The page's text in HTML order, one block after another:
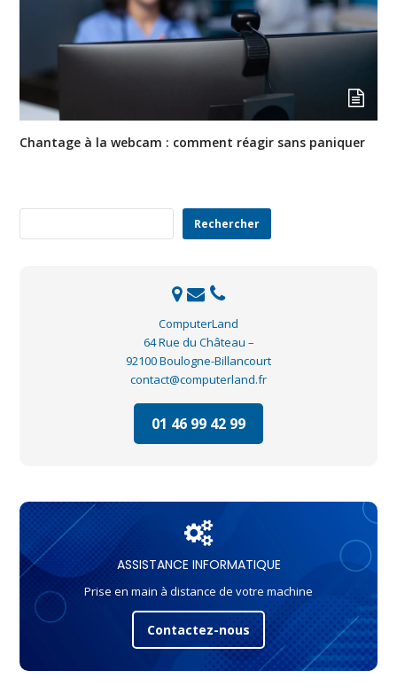
Chantage à la webcam : comment réagir sans paniquer
Rechercher
ComputerLand
64 Rue du Château –
92100 Boulogne-Billancourt
contact@computerland.fr
01 46 99 42 99
ASSISTANCE INFORMATIQUE
Prise en main à distance de votre machine
Contactez-nous